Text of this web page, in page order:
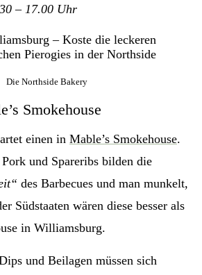
– 17.00 Uhr
Die Northside Bakery
Smokehouse
einen in Mable’s Smokehouse.
und Spareribs bilden die
des Barbecues und man munkelt,
Südstaaten wären diese besser als
in Williamsburg.
und Beilagen müssen sich